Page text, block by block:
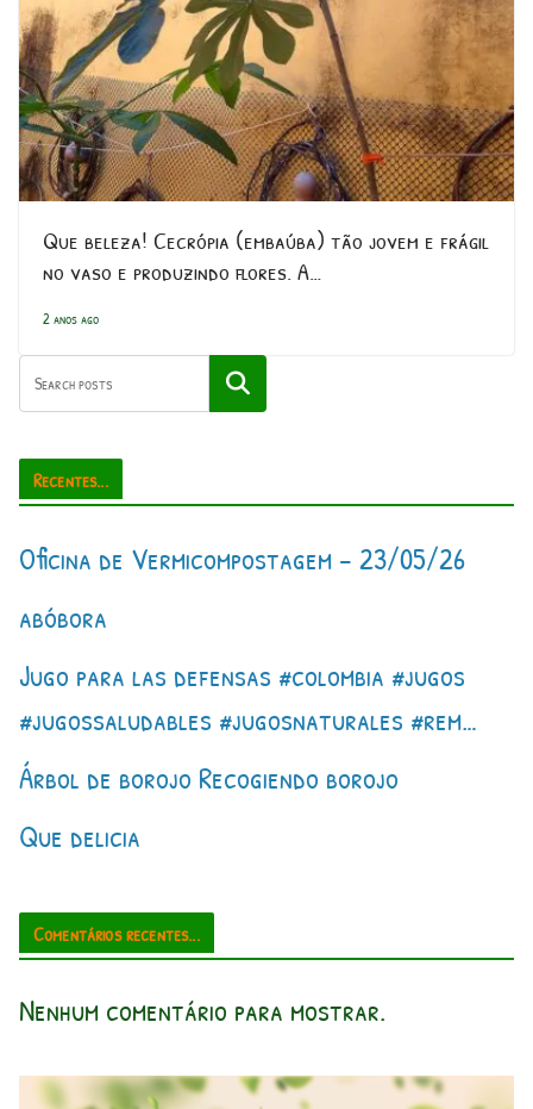
Que beleza! Cecrópia (embaúba) tão jovem e frágil
no vaso e produzindo flores. A…
2 anos ago
Pesquisar
Recentes...
Oficina de Vermicompostagem – 23/05/26
abóbora
Jugo para las defensas #colombia #jugos
#jugossaludables #jugosnaturales #rem…
Árbol de borojo Recogiendo borojo
Que delicia
Comentários recentes...
Nenhum comentário para mostrar.